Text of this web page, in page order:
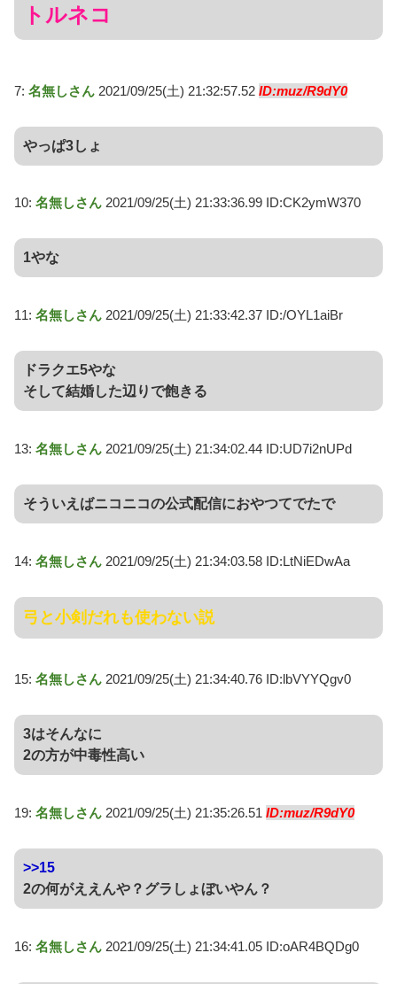
トルネコ
7: 名無しさん 2021/09/25(土) 21:32:57.52 ID:muz/R9dY0
やっぱ3しょ
10: 名無しさん 2021/09/25(土) 21:33:36.99 ID:CK2ymW370
1やな
11: 名無しさん 2021/09/25(土) 21:33:42.37 ID:/OYL1aiBr
ドラクエ5やな
そして結婚した辺りで飽きる
13: 名無しさん 2021/09/25(土) 21:34:02.44 ID:UD7i2nUPd
そういえばニコニコの公式配信におやつてでたで
14: 名無しさん 2021/09/25(土) 21:34:03.58 ID:LtNiEDwAa
弓と小剣だれも使わない説
15: 名無しさん 2021/09/25(土) 21:34:40.76 ID:lbVYYQgv0
3はそんなに
2の方が中毒性高い
19: 名無しさん 2021/09/25(土) 21:35:26.51 ID:muz/R9dY0
>>15
2の何がええんや？グラしょぼいやん？
16: 名無しさん 2021/09/25(土) 21:34:41.05 ID:oAR4BQDg0